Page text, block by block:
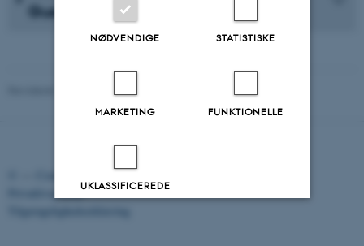
Guest?
Cookies på au.dk
Privatlivspolitik
NØDVENDIGE STATISTISKE
MARKETING FUNKTIONELLE
UKLASSIFICEREDE